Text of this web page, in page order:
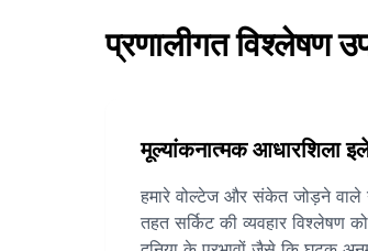
प्रणालीगत विश्लेषण
मूल्यांकनात्मक आधारशिला
हमारे वोल्टेज और संकेत जोड़ने वाले
तहत सर्किट की व्यवहार विश्लेषण